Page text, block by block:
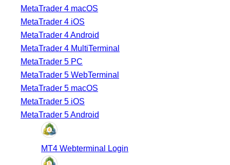
MetaTrader 4 macOS
MetaTrader 4 iOS
MetaTrader 4 Android
MetaTrader 4 MultiTerminal
MetaTrader 5 PC
MetaTrader 5 WebTerminal
MetaTrader 5 macOS
MetaTrader 5 iOS
MetaTrader 5 Android
MT4 Webterminal Login